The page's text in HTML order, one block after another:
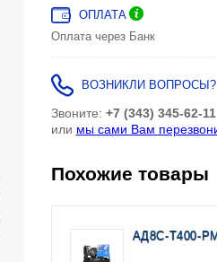
ОПЛАТА
Оплата через Банк
ВОЗНИКЛИ ВОПРОСЫ?
Звоните: +7 (343) 345-62-11
или мы сами Вам
Похожие товары
АД8С-Т400-